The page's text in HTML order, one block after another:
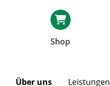
Shop
Über uns Leistungen